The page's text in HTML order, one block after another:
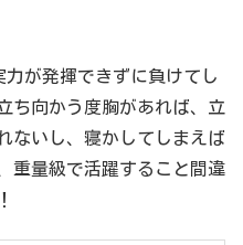
力が発揮できずに負けてし
ち向かう度胸があれば、立
ないし、寝かしてしまえば
重量級で活躍すること間違